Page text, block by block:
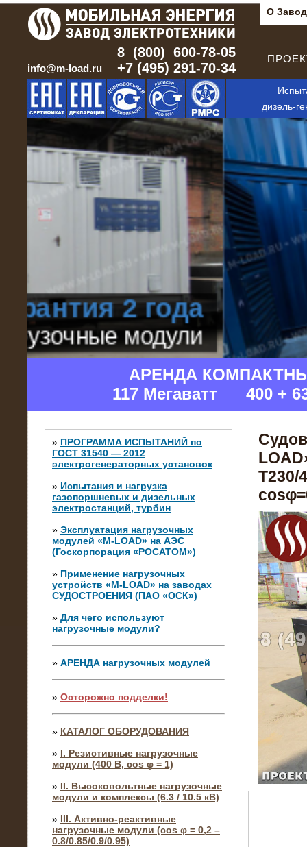
О
info@m-load.ru
8 (800) 600-78-05
+7 (495) 291-70-34
дизель-
+7 (3452) 65-93-50
+7 (812) 415-80-23
г. Ростов-на-Дону:
+7 (863) 333-41-75
+7 (3462) 38-51-17
г. Новосибирск:
+7 (3832) 05-97-38
Бесплатно по РФ:
8 (800) 600-78-05
Другие регионы (14)
АРЕНДА
117 Мегаватт 400 +
» ПРОГРАММА ИСПЫТАНИЙ по
ГОСТ 31540 — 2012
электрогенераторных установок
» Испытания и нагрузка
газопоршневых и дизельных
электростанций, турбин
» Эксплуатация нагрузочных
модулей «M-LOAD» на АЭС
(Госкорпорация «РОСАТОМ»)
» Применение нагрузочных
устройств «M-LOAD» на заводах
СУДОСТРОЕНИЯ (ПАО «ОСК»)
» Для чего используют
нагрузочные модули?
» АРЕНДА нагрузочных модулей
» Осторожно подделки!
» КАТАЛОГ ОБОРУДОВАНИЯ
» I. Резистивные нагрузочные
модули (400 В, cos φ = 1)
» II. Высоковольтные нагрузочные
модули и комплексы (6.3 / 10.5 кВ)
» III. Активно-реактивные
нагрузочные модули (cos φ = 0,2 –
0.8/0.85/0.9/0.95)
Т230/